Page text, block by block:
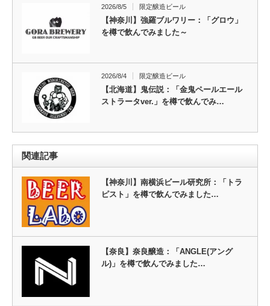
2026/8/5 限定醸造ビール
【神奈川】強羅ブルワリー：「グロウ」
を樽で飲んでみました～
2026/8/4 限定醸造ビール
【北海道】鬼伝説：「金鬼ペールエール
ストラータver.」を樽で飲んでみ…
関連記事
【神奈川】南横浜ビール研究所：「トラ
ピスト」を樽で飲んでみました…
【奈良】奈良醸造：「ANGLE(アング
ル)」を樽で飲んでみました…